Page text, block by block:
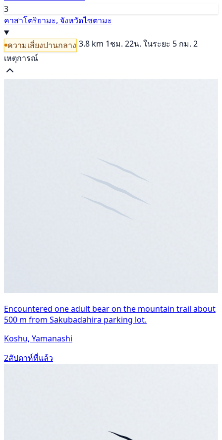
3
คาสาโตริยามะ, จังหวัดไซตามะ
ความเสี่ยงปานกลาง 3.8 km 1ชม. 22น. ในระยะ 5 กม. 2
เหตุการณ์
Encountered one adult bear on the mountain trail about
500 m from Sakubadahira parking lot.
Koshu, Yamanashi
2สัปดาห์ที่แล้ว